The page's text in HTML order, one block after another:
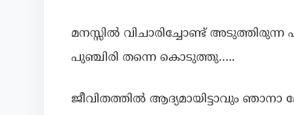
മനസ്സിൽ വിചാരിച്ചോണ്ട്
പുഞ്ചിരി തന്നെ കൊടുത്തു…..
ജീവിതത്തിൽ ആദ്യമായിട്ടാവും